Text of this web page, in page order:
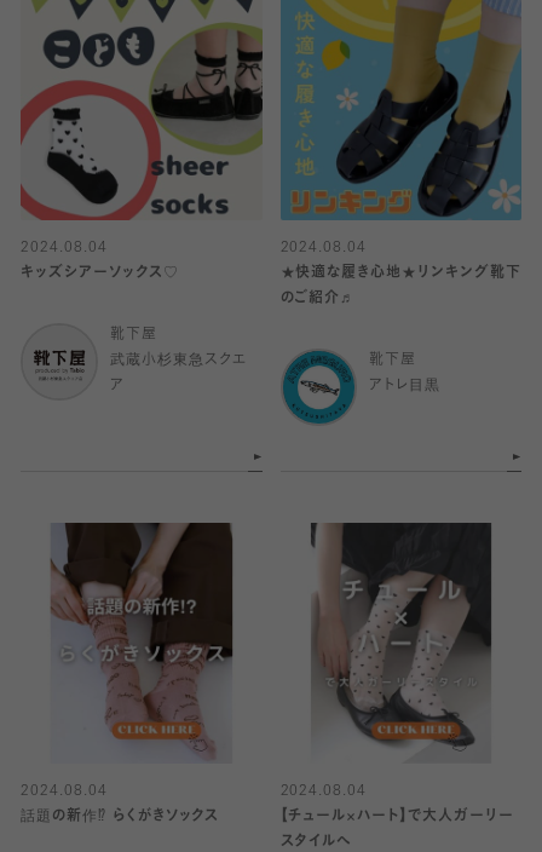
2024.08.04
キッズシアーソックス♡
靴下屋
武蔵小杉東急スクエ
ア
2024.08.04
★快適な履き心地★リンキング靴下
のご紹介♬
靴下屋
アトレ目黒
2024.08.04
話題の新作⁉︎ らくがきソックス
2024.08.04
【チュール×ハート】で大人ガーリー
スタイルへ